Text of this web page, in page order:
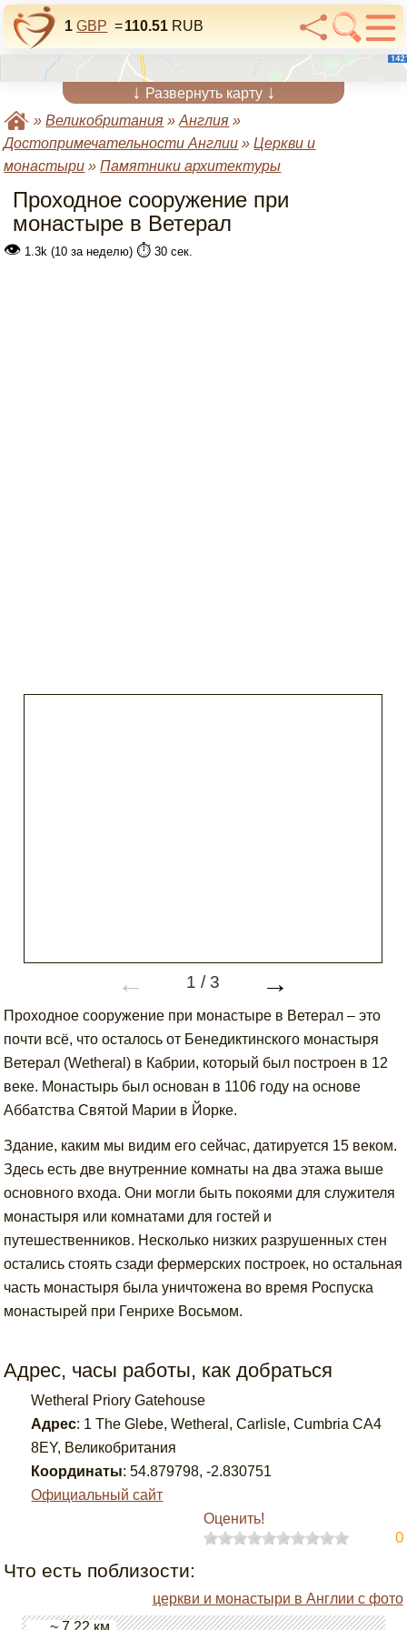
1 GBP =110.51 RUB
↓ Развернуть карту ↓
»Великобритания »Англия »
Достопримечательности Англии »Церкви и
монастыри »Памятники архитектуры
Проходное сооружение при
монастыре в Ветерал
👁 1.3k (10 за неделю) ⏱️ 30 сек.
← 1 /3 →
Проходное сооружение при монастыре в Ветерал – это
почти всё, что осталось от Бенедиктинского монастыря
Ветерал (Wetheral) в Кабрии, который был построен в 12
веке. Монастырь был основан в 1106 году на основе
Аббатства Святой Марии в Йорке.
Здание, каким мы видим его сейчас, датируется 15 веком.
Здесь есть две внутренние комнаты на два этажа выше
основного входа. Они могли быть покоями для служителя
монастыря или комнатами для гостей и
путешественников. Несколько низких разрушенных стен
остались стоять сзади фермерских построек, но остальная
часть монастыря была уничтожена во время Роспуска
монастырей при Генрихе Восьмом.
Адрес, часы работы, как добраться
Wetheral Priory Gatehouse
Адрес: 1 The Glebe, Wetheral, Carlisle, Cumbria CA4
8EY, Великобритания
Координаты: 54.879798,-2.830751
Официальный сайт
Оценить!
0
Что есть поблизости:
церкви и монастыри в Англии с фото
~ 7.22 км.